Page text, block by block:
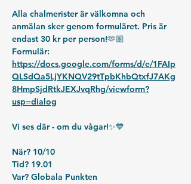
Alla chalmerister är välkomna och
anmälan sker genom formuläret. Pris är
endast 30 kr per person!🫶🏼
Formulär:
https://docs.google.com/forms/d/e/1FAIp
QLSdQa5LjYKNQV29tTpbKhbQtxfJ7AKg
8HmpSjdRtkJEXJvqRhg/viewform?
usp=dialog
Vi ses där - om du vågar!✨💙
När? 10/10
Tid? 19.01
Var? Globala Punkten